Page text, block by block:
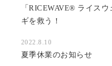
「RICEWAVE®︎ ライス
ギを救う！
2022.8.10
夏季休業のお知らせ